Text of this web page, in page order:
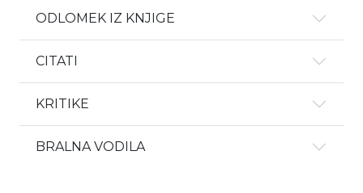
ODLOMEK IZ KNJIGE
CITATI
KRITIKE
BRALNA VODILA